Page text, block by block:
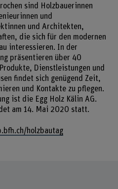
sind Holzbauerinnen
und
und Architekten,
die sich für den modernen
interessieren. In der
präsentieren über 40
Dienstleistungen und
findet sich genügend Zeit,
und Kontakte zu pflegen.
ist die Egg Holz Kälin AG.
am 14. Mai 2020 statt.
holzbautag